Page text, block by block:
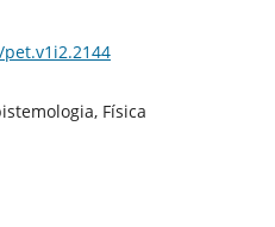
Física